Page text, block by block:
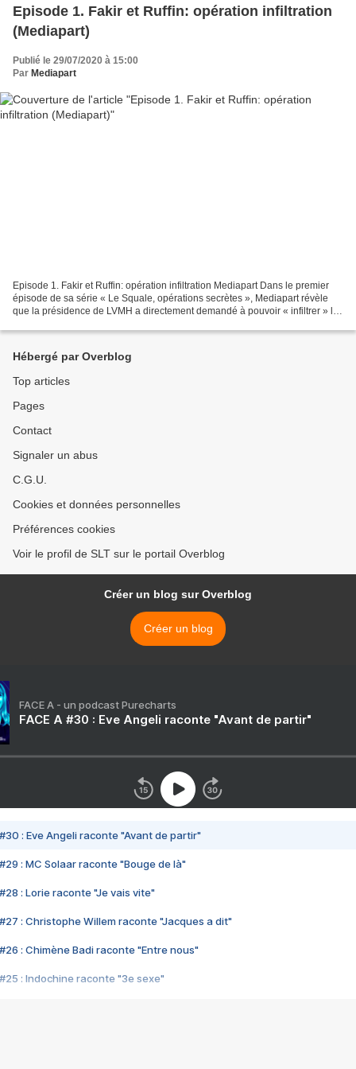
Episode 1. Fakir et Ruffin: opération infiltration
(Mediapart)
Publié le 29/07/2020 à 15:00
Par Mediapart
Episode 1. Fakir et Ruffin: opération infiltration Mediapart Dans le premier
épisode de sa série « Le Squale, opérations secrètes », Mediapart révèle
que la présidence de LVMH a directement demandé à pouvoir « infiltrer » le
Hébergé par Overblog
Top articles
Pages
Contact
Signaler un abus
C.G.U.
Cookies et données personnelles
Préférences cookies
Voir le profil de SLT sur le portail Overblog
Créer un blog sur Overblog
Créer un blog
FACE A - un podcast Purecharts
FACE A #30 : Eve Angeli raconte "Avant de partir"
#30 : Eve Angeli raconte "Avant de partir"
#29 : MC Solaar raconte "Bouge de là"
#28 : Lorie raconte "Je vais vite"
#27 : Christophe Willem raconte "Jacques a dit"
#26 : Chimène Badi raconte "Entre nous"
#25 : Indochine raconte "3e sexe"